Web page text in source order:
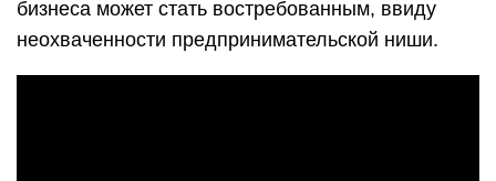
бизнеса может стать востребованным, ввиду
неохваченности предпринимательской ниши.